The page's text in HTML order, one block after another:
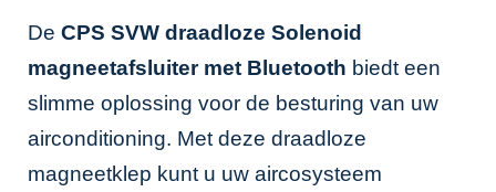
De CPS SVW draadloze Solenoid
magneetafsluiter met Bluetooth biedt een
slimme oplossing voor de besturing van uw
airconditioning. Met deze draadloze
magneetklep kunt u uw aircosysteem